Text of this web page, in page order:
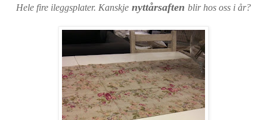
Hele fire ileggsplater. Kanskje nyttårsaften blir hos oss i år?